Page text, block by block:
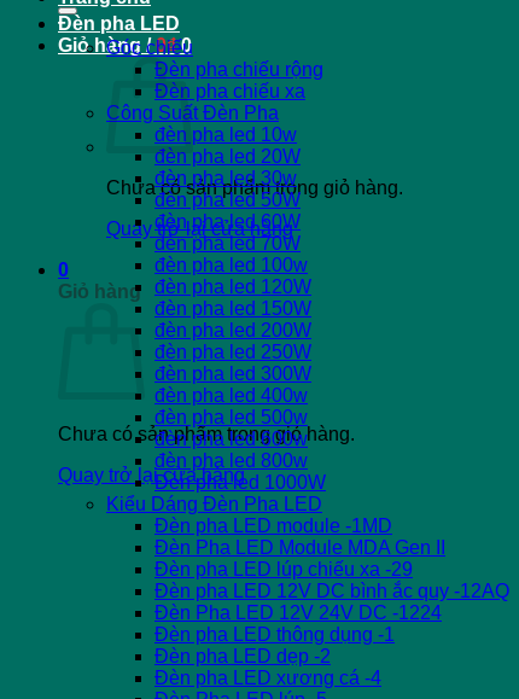
Giỏ hàng /0₫ 0
Chưa có sản phẩm trong giỏ hàng.
Quay trở lại cửa hàng
0
Giỏ hàng
Chưa có sản phẩm trong giỏ hàng.
Quay trở lại cửa hàng
Đèn pha LED
Góc chiếu
Đèn pha chiếu rộng
Đèn pha chiếu xa
Công Suất Đèn Pha
đèn pha led 10w
đèn pha led 20W
đèn pha led 30w
đèn pha led 50W
đèn pha led 60W
đèn pha led 70W
đèn pha led 100w
đèn pha led 120W
đèn pha led 150W
đèn pha led 200W
đèn pha led 250W
đèn pha led 300W
đèn pha led 400w
đèn pha led 500w
đèn pha led 600w
đèn pha led 800w
Đèn pha led 1000W
Kiểu Dáng Đèn Pha LED
Đèn pha LED module -1MD
Đèn Pha LED Module MDA Gen II
Đèn pha LED lúp chiếu xa -29
Đèn pha LED 12V DC bình ắc quy -12AQ
Đèn Pha LED 12V 24V DC -1224
Đèn pha LED thông dụng -1
Đèn pha LED dẹp -2
Đèn pha LED xương cá -4